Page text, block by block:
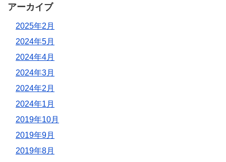
アーカイブ
2025年2月
2024年5月
2024年4月
2024年3月
2024年2月
2024年1月
2019年10月
2019年9月
2019年8月